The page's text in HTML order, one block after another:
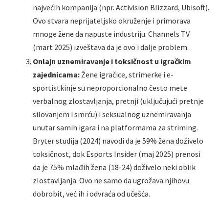
najvećih kompanija (npr. Activision Blizzard, Ubisoft).
Ovo stvara neprijateljsko okruženje i primorava
mnoge žene da napuste industriju. Channels TV
(mart 2025) izveštava da je ovo i dalje problem.
Onlajn uznemiravanje i toksičnost u igračkim
zajednicama: Žene igračice, strimerke i e-
sportistkinje su neproporcionalno često mete
verbalnog zlostavljanja, pretnji (uključujući pretnje
silovanjem i smrću) i seksualnog uznemiravanja
unutar samih igara i na platformama za striming.
Bryter studija (2024) navodi da je 59% žena doživelo
toksičnost, dok Esports Insider (maj 2025) prenosi
da je 75% mlađih žena (18-24) doživelo neki oblik
zlostavljanja. Ovo ne samo da ugrožava njihovu
dobrobit, već ih i odvraća od učešća.